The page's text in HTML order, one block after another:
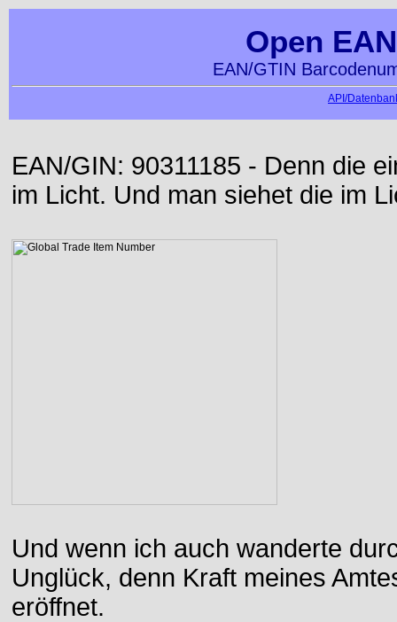
Open
EAN/GTIN
API/
EAN/GIN: 90311185 - Denn die
im Licht. Und man siehet die im
Und wenn ich auch wanderte
Unglück, denn Kraft meines
eröffnet.